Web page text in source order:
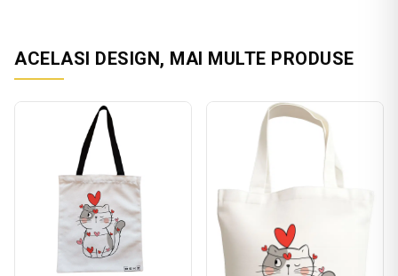
ACELASI DESIGN, MAI MULTE PRODUSE